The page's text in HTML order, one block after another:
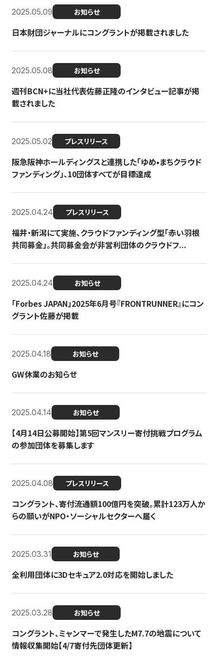
2025.05.09 お知らせ
日本財団ジャーナルにコングラントが掲載されました
2025.05.08 お知らせ
週刊BCN+に当社代表佐藤正隆のインタビュー記事が掲
載されました
2025.05.02 プレスリリース
阪急阪神ホールディングスと連携した「ゆめ•まちクラウド
ファンディング」、10団体すべてが目標達成
2025.04.24 プレスリリース
福井・新潟にて実施、クラウドファンディング型「赤い羽根
共同募金」。共同募金会が非営利団体のクラウドフ...
2025.04.24 お知らせ
「Forbes JAPAN」2025年6月号『FRONTRUNNER』にコン
グラント佐藤が掲載
2025.04.18 お知らせ
GW休業のお知らせ
2025.04.14 お知らせ
【4月14日公募開始】第5回マンスリー寄付挑戦プログラム
の参加団体を募集します
2025.04.08 プレスリリース
コングラント、寄付流通額100億円を突破。累計123万人か
らの願いがNPO・ソーシャルセクターへ届く
2025.03.31 お知らせ
全利用団体に3Dセキュア2.0対応を開始しました
2025.03.28 お知らせ
コングラント、ミャンマーで発生したM7.7の地震について
情報収集開始【4/7寄付先団体更新】